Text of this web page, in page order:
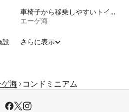
車椅子から移乗しやすいトイレ付きの宿泊施設
エーゲ海
設
さらに表示
海 コンドミニアム